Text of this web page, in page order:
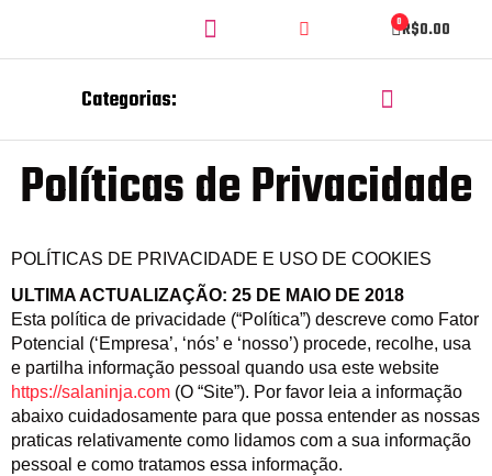
o
Menu SearchR$0.00
0Cart
Categorias: Menu
Políticas de Privacidade
POLÍTICAS DE PRIVACIDADE E USO DE COOKIES
ULTIMA ACTUALIZAÇÃO: 25 DE MAIO DE 2018
Esta política de privacidade (“Política”) descreve como Fator
Potencial (‘Empresa’, ‘nós’ e ‘nosso’) procede, recolhe, usa
e partilha informação pessoal quando usa este website
https://salaninja.com (O “Site”). Por favor leia a informação
abaixo cuidadosamente para que possa entender as nossas
praticas relativamente como lidamos com a sua informação
pessoal e como tratamos essa informação.